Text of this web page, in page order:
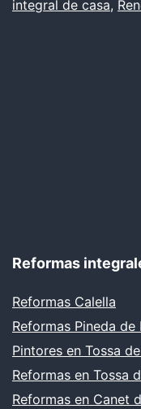
integral de casa,
Reformas
Reformas Calella
Reformas Pineda de
Pintores en Tossa
Reformas en Tossa
Reformas en Canet